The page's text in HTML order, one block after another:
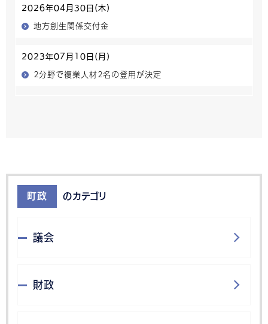
2026年04月30日(木)
地方創生関係交付金
2023年07月10日(月)
２分野で複業人材２名の登用が決定
町政 のカテゴリ
議会
財政